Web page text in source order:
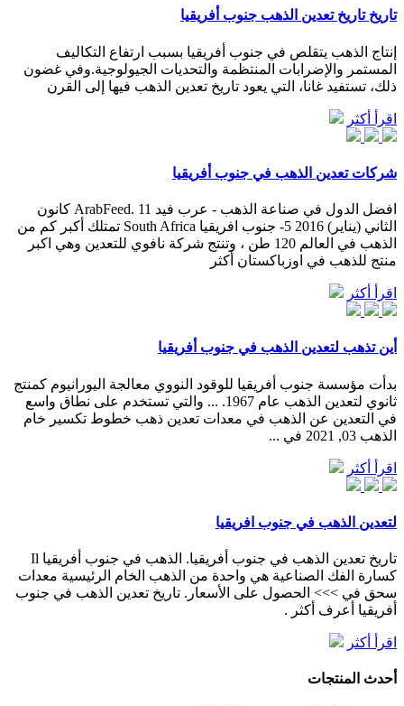
تاريخ تاريخ تعدين الذهب جنوب أفريقيا
إنتاج الذهب يتقلص في جنوب أفريقيا بسبب ارتفاع التكاليف
المستمر والإضرابات المنتظمة والتحديات الجيولوجية.وفي غضون
ذلك، تستفيد غانا، التي يعود تاريخ تعدين الذهب فيها إلى القرن
اقرأ أكثر
شركات تعدين الذهب في جنوب أفريقيا
افضل الدول في صناعة الذهب - عرب فيد ArabFeed. 11 كانون
الثاني (يناير) 2016 5- جنوب افريقيا South Africa تمتلك أكبر كم من
الذهب في العالم 120 طن ، وتنتج شركة نافوي للتعدين وهي اكبر
منتج للذهب في اوزباكستان أكثر
اقرأ أكثر
أين تذهب لتعدين الذهب في جنوب أفريقيا
بدأت مؤسسة جنوب أفريقيا للوقود النووي معالجة اليورانيوم كمنتج
ثانوي لتعدين الذهب عام 1967. ... والتي تستخدم على نطاق واسع
في التعدين عن الذهب في معدات تعدين ذهب خطوط تكسير خام
الذهب 03, 2021 في ...
اقرأ أكثر
لتعدين الذهب في جنوب افريقيا
تاريخ تعدين الذهب في جنوب أفريقيا. الذهب في جنوب أفريقيا Il
كسارة الفك الصناعية هي واحدة من الذهب الخام الرئيسية معدات
سحق في >>> الحصول على الأسعار. تاريخ تعدين الذهب في جنوب
أفريقيا أعرف أكثر .
اقرأ أكثر
أحدث المنتجات